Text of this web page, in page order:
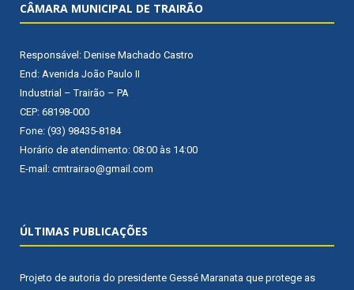
CÂMARA MUNICIPAL DE TRAIRÃO
Responsável: Denise Machado Castro
End: Avenida João Paulo II
Industrial – Trairão – PA
CEP: 68198-000
Fone: (93) 98435-8184
Horário de atendimento: 08:00 às 14:00
E-mail: cmtrairao@gmail.com
ÚLTIMAS PUBLICAÇÕES
Projeto de autoria do presidente Gessé Maranata que protege as